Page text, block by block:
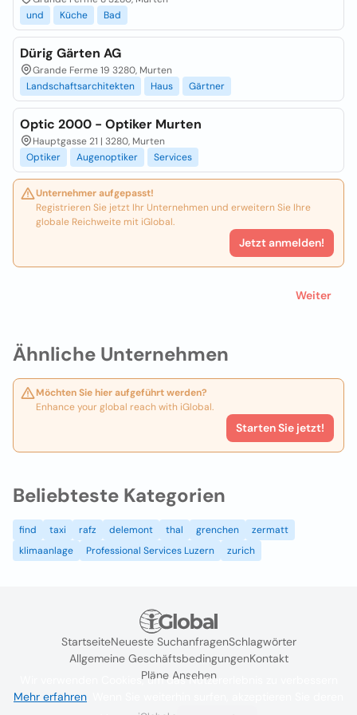
Ähnliche Unternehmen
Möchten Sie hier aufgeführt werden?
Enhance your global reach with iGlobal.
Starten Sie jetzt!
und
Küche Bad
Dürig Gärten AG
Grande Ferme 19 3280, Murten
Landschaftsarchitekten
Haus Gärtner
Optic 2000 - Optiker Murten
Hauptgasse 21 | 3280, Murten
Optiker
Augenoptiker Services
Unternehmer aufgepasst!
Registrieren Sie jetzt Ihr Unternehmen und erweitern Sie Ihre
globale Reichweite mit iGlobal.
Jetzt anmelden!
Weiter
Beliebteste Kategorien
find taxi rafz delemont thal grenchen
zermatt
klimaanlage
Professional Services Luzern zurich
StartseiteNeueste SuchanfragenSchlagwörter
Allgemeine GeschäftsbedingungenKontakt
Pläne Ansehen
Wir verwenden Cookies, um das Nutzererlebnis zu verbessern
Mehr erfahren